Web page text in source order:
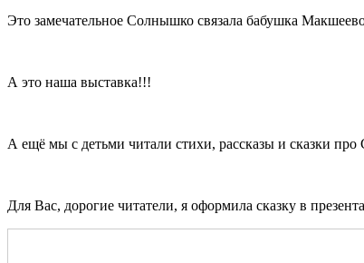
Это замечательное Солнышко связала бабушка
А это наша выставка!!!
А ещё мы с детьми читали стихи, рассказы и сказки
Для Вас, дорогие читатели, я оформила сказку в